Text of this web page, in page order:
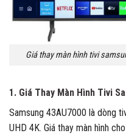
Giá thay màn hình tivi
1. Giá Thay Màn Hình Tivi
Samsung 43AU7000 là dòng
UHD 4K. Giá thay màn hình